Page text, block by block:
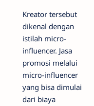
Kreator tersebut
dikenal dengan
istilah micro-
influencer. Jasa
promosi melalui
micro-influencer
yang bisa dimulai
dari biaya